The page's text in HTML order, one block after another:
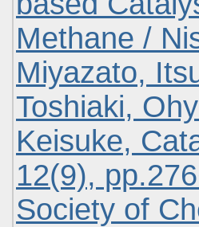
Methane /
Miyazato,
Toshiaki,
Keisuke,
12(9),
Society of